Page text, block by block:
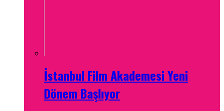
İstanbul Film Akademesi Yeni
Dönem Başlıyor